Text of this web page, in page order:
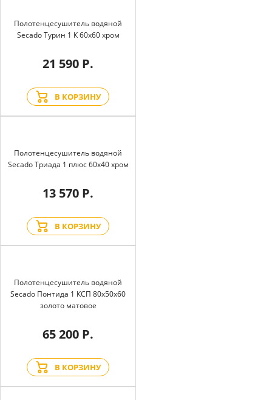
Полотенцесушитель водяной
Secado Турин 1 К 60x60 хром
21 590 Р.
В КОРЗИНУ
Полотенцесушитель водяной
Secado Триада 1 плюс 60x40 хром
13 570 Р.
В КОРЗИНУ
Полотенцесушитель водяной
Secado Понтида 1 КСП 80x50x60
золото матовое
65 200 Р.
В КОРЗИНУ